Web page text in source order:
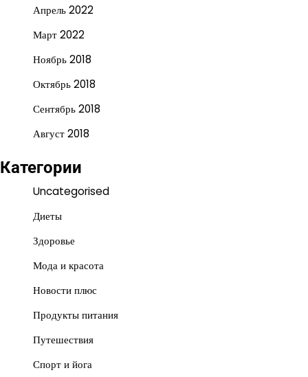
Апрель 2022
Март 2022
Ноябрь 2018
Октябрь 2018
Сентябрь 2018
Август 2018
Категории
Uncategorised
Диеты
Здоровье
Мода и красота
Новости плюс
Продукты питания
Путешествия
Спорт и йога